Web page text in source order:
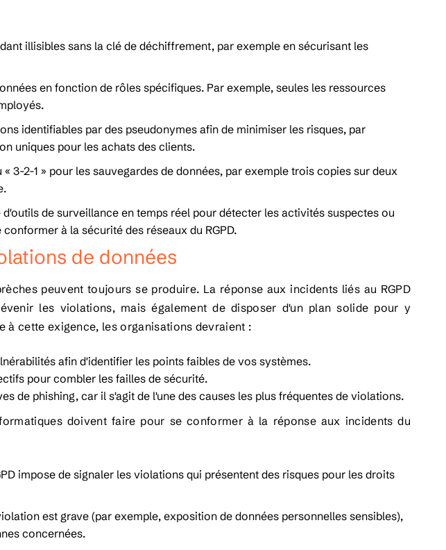
illisibles sans la clé de déchiffrement, par exemple en sécurisant les
en fonction de rôles spécifiques. Par exemple, seules les ressources
identifiables par des pseudonymes afin de minimiser les risques, par
uniques pour les achats des clients.
« 3-2-1 » pour les sauvegardes de données, par exemple trois copies sur deux
de surveillance en temps réel pour détecter les activités suspectes ou
à la sécurité des réseaux du RGPD.
de données
peuvent toujours se produire. La réponse aux incidents liés au RGPD
les violations, mais également de disposer d'un plan solide pour y
à cette exigence, les organisations devraient :
afin d'identifier les points faibles de vos systèmes.
pour combler les failles de sécurité.
de phishing, car il s'agit de l'une des causes les plus fréquentes de violations.
doivent faire pour se conformer à la réponse aux incidents du
impose de signaler les violations qui présentent des risques pour les droits
est grave (par exemple, exposition de données personnelles sensibles),
concernées.